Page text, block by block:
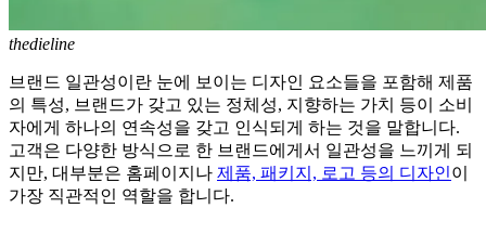
thedieline
브랜드 일관성이란 눈에 보이는 디자인 요소들을 포함해 제품
의 특성, 브랜드가 갖고 있는 정체성, 지향하는 가치 등이 소비
자에게 하나의 연속성을 갖고 인식되게 하는 것을 말합니다.
고객은 다양한 방식으로 한 브랜드에게서 일관성을 느끼게 되
지만, 대부분은 홈페이지나 제품, 패키지, 로고 등의 디자인이
가장 직관적인 역할을 합니다.